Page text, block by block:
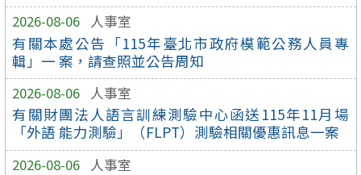
2026-08-06 人事室
有關本處公告「115年臺北市政府模範公務人員專
輯」一 案，請查照並公告周知
2026-08-06 人事室
有關財團法人語言訓練測驗中心函送115年11月場
「外語 能力測驗」（FLPT）測驗相關優惠訊息一案
2026-08-06 人事室